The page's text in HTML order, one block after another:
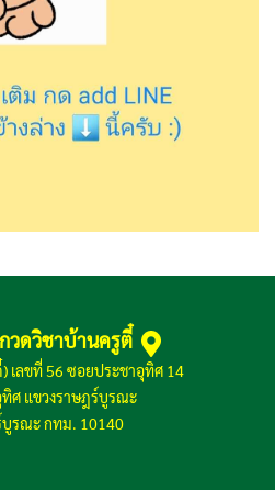
วดวิชาบ้านครูตี๋
เลขที่ 56 ซอยประชาอุทิศ 14
ศ แขวงราษฎร์บูรณะ
บูรณะ กทม. 10140